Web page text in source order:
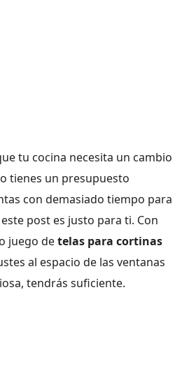
tu cocina necesita un cambio
tienes un presupuesto
con demasiado tiempo para
post es justo para ti. Con
juego detelas para cortinas
al espacio de las ventanas
tendrás suficiente.